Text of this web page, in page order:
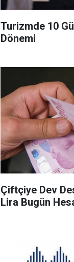
Turizmde 10
Dönemi
Çiftçiye Dev
Lira Bugün